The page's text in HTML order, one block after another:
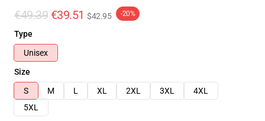
€49.39 €39.51 $42.95 -20%
Type
Unisex
Size
S
M L XL 2XL 3XL
4XL
5XL